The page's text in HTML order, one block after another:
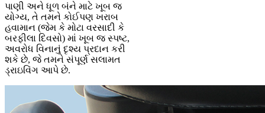
પાણી અને ધૂળ બંને માટે ખૂબ જ
યોગ્ય, તે તમને કોઈપણ ખરાબ
હવામાન (જેમ કે મોટા વરસાદી કે
બરફીલા દિવસો) માં ખૂબ જ સ્પષ્ટ,
અવરોધ વિનાનું દૃશ્ય પ્રદાન કરી
શકે છે, જે તમને સંપૂર્ણ સલામત
ડ્રાઇવિંગ આપે છે.